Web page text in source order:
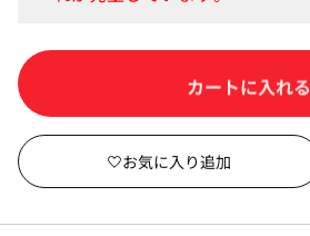
カートに入れる